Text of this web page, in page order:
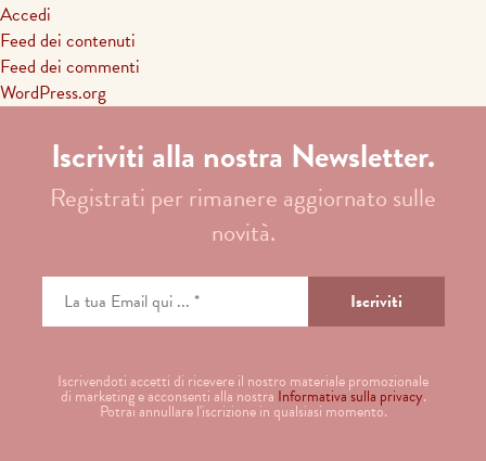
Accedi
Feed dei contenuti
Feed dei commenti
WordPress.org
Iscriviti alla nostra Newsletter.
Registrati per rimanere aggiornato sulle
novità.
Iscrivendoti accetti di ricevere il nostro materiale promozionale
di marketing e acconsenti alla nostra Informativa sulla privacy.
Potrai annullare l'iscrizione in qualsiasi momento.